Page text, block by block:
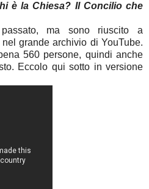
è la Chiesa? Il Concilio che
ma sono riuscito a
grande archivio di YouTube.
560 persone, quindi anche
Eccolo qui sotto in versione